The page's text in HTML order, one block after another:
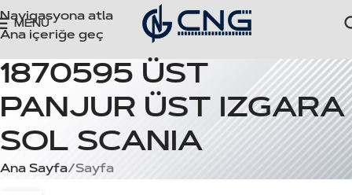
Navigasyona atla
Ana içeriğe geç
MENÜ
1870595 ÜST
PANJUR ÜST IZGARA
SOL SCANIA
Ana Sayfa Sayfa